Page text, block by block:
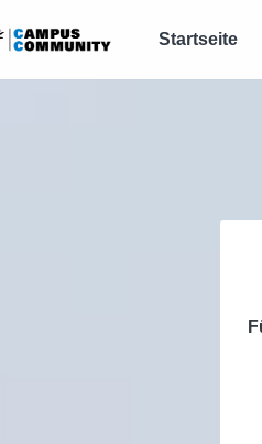
Startseite